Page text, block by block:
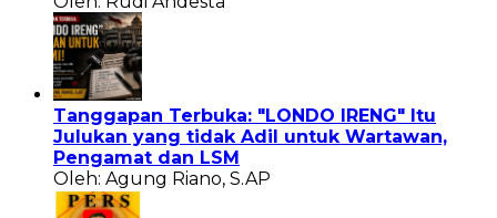
Tanggapan Terbuka: "LONDO IRENG" Itu
Julukan yang tidak Adil untuk Wartawan,
Pengamat dan LSM
Oleh: Agung Riano, S.AP